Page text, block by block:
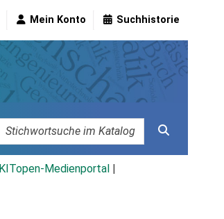
Mein Konto Suchhistorie
KITopen-Medienportal